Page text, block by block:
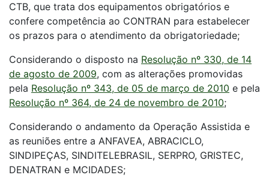
CTB, que trata dos equipamentos obrigatórios e
confere competência ao CONTRAN para estabelecer
os prazos para o atendimento da obrigatoriedade;
Considerando o disposto na Resolução nº 330, de 14
de agosto de 2009, com as alterações promovidas
pela Resolução nº 343, de 05 de março de 2010 e pela
Resolução nº 364, de 24 de novembro de 2010;
Considerando o andamento da Operação Assistida e
as reuniões entre a ANFAVEA, ABRACICLO,
SINDIPEÇAS, SINDITELEBRASIL, SERPRO, GRISTEC,
DENATRAN e MCIDADES;